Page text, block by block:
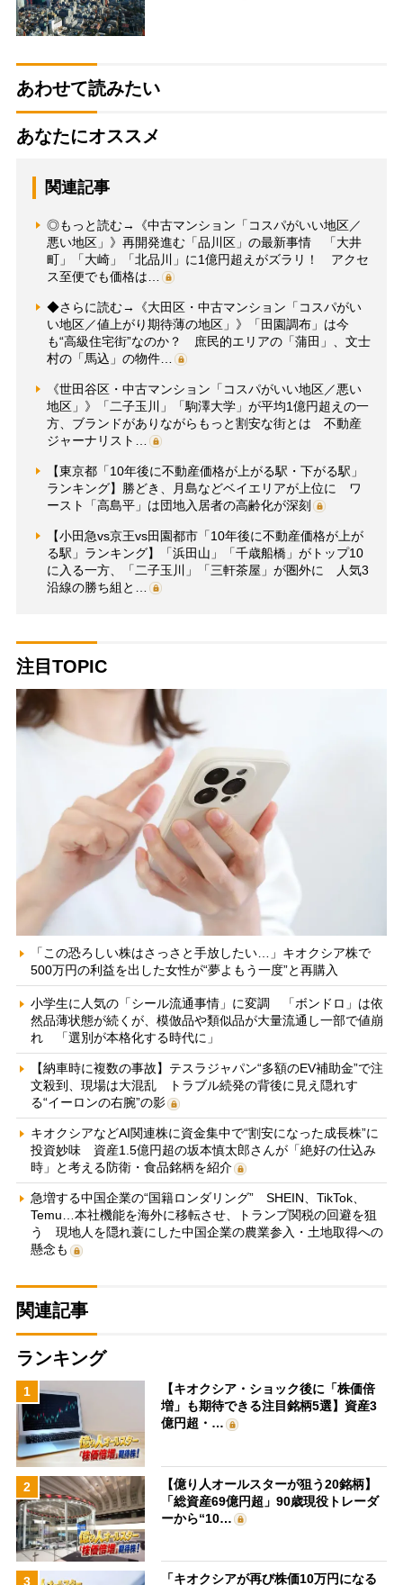
あわせて読みたい
あなたにオススメ
関連記事
◎もっと読む→《中古マンション「コスパがいい地区／
悪い地区」》再開発進む「品川区」の最新事情 「大井
町」「大崎」「北品川」に1億円超えがズラリ！ アクセ
ス至便でも価格は…
◆さらに読む→《大田区・中古マンション「コスパがい
い地区／値上がり期待薄の地区」》「田園調布」は今
も“高級住宅街”なのか？ 庶民的エリアの「蒲田」、文士
村の「馬込」の物件…
《世田谷区・中古マンション「コスパがいい地区／悪い
地区」》「二子玉川」「駒澤大学」が平均1億円超えの一
方、ブランドがありながらもっと割安な街とは 不動産
ジャーナリスト…
【東京都「10年後に不動産価格が上がる駅・下がる駅」
ランキング】勝どき、月島などベイエリアが上位に ワ
ースト「高島平」は団地入居者の高齢化が深刻
【小田急vs京王vs田園都市「10年後に不動産価格が上が
る駅」ランキング】「浜田山」「千歳船橋」がトップ10
に入る一方、「二子玉川」「三軒茶屋」が圏外に 人気3
沿線の勝ち組と…
注目TOPIC
「この恐ろしい株はさっさと手放したい…」キオクシア株で
500万円の利益を出した女性が“夢よもう一度”と再購入
小学生に人気の「シール流通事情」に変調 「ボンドロ」は依
然品薄状態が続くが、模倣品や類似品が大量流通し一部で値崩
れ 「選別が本格化する時代に」
【納車時に複数の事故】テスラジャパン“多額のEV補助金”で注
文殺到、現場は大混乱 トラブル続発の背後に見え隠れす
る“イーロンの右腕”の影
キオクシアなどAI関連株に資金集中で“割安になった成長株”に
投資妙味 資産1.5億円超の坂本慎太郎さんが「絶好の仕込み
時」と考える防衛・食品銘柄を紹介
急増する中国企業の“国籍ロンダリング” SHEIN、TikTok、
Temu…本社機能を海外に移転させ、トランプ関税の回避を狙
う 現地人を隠れ蓑にした中国企業の農業参入・土地取得への
懸念も
関連記事
ランキング
1
【キオクシア・ショック後に「株価倍
増」も期待できる注目銘柄5選】資産3
億円超・…
2
【億り人オールスターが狙う20銘柄】
「総資産69億円超」90歳現役トレーダ
ーから“10…
3 「キオクシアが再び株価10万円になる